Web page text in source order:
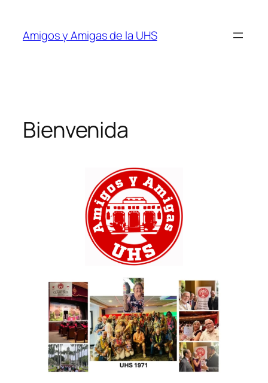
content
Amigos y Amigas de la UHS
Bienvenida